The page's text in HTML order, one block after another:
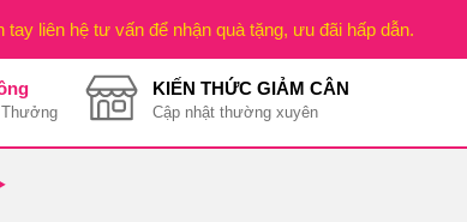
tay liên hệ tư vấn để nhận quà tặng, ưu đãi hấp dẫn.
KIẾN THỨC GIẢM CÂN
Cập nhật thường xuyên